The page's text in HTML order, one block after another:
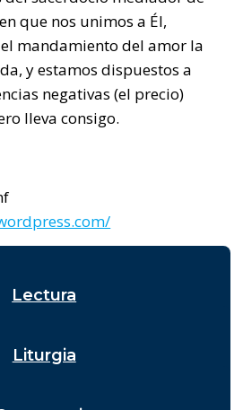
que nos unimos a Él,
mandamiento del amor la
y estamos dispuestos a
negativas (el precio)
lleva consigo.
Lectura
Liturgia